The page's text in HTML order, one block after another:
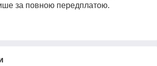
за повною передплатою.